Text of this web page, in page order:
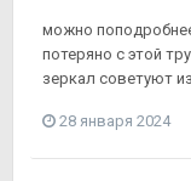
можно
потеряно с этой
зеркал советуют
28 января 2024